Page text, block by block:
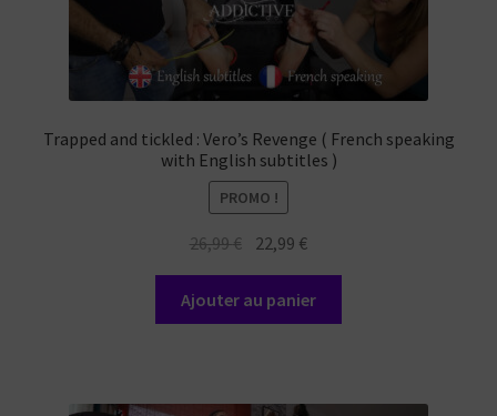
Trapped and tickled : Vero’s Revenge ( French speaking
with English subtitles )
PROMO !
26,99€ Le
initial
était :
22,99 €Le
actuel
est :
Ajouter au panier